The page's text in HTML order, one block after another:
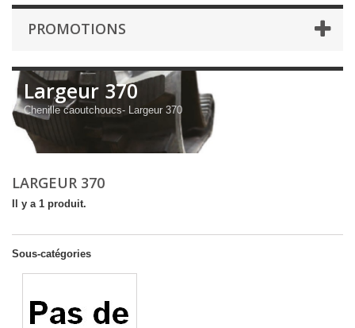
PROMOTIONS
Largeur 370
Chenille caoutchoucs- Largeur 370
LARGEUR 370
Il y a 1 produit.
Sous-catégories